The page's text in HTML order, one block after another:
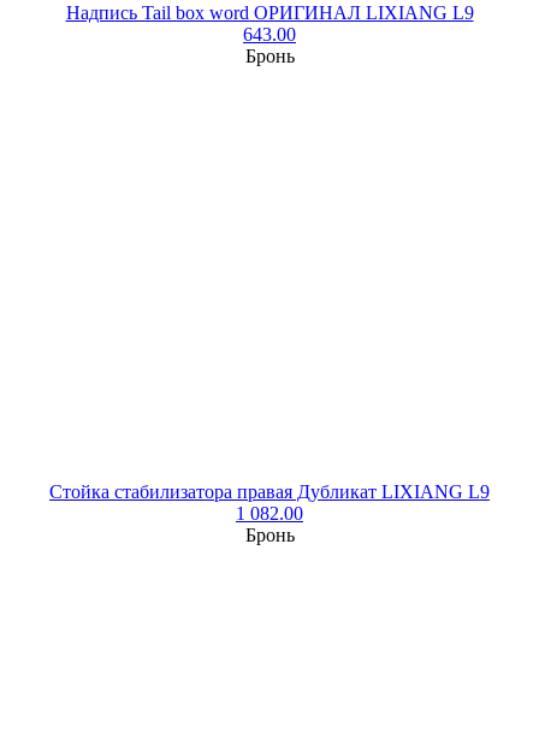
Надпись Tail box word ОРИГИНАЛ LIXIANG L9
643.00
Бронь
Стойка стабилизатора правая Дубликат LIXIANG L9
1 082.00
Бронь